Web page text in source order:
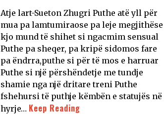
Atje lart-Sueton Zhugri Puthe atë yll për
mua pa lamtumiraose pa leje megjithëse
kjo mund të shihet si ngacmim sensual
Puthe pa sheqer, pa kripë sidomos fare
pa ëndrra,puthe si për të mos e harruar
Puthe si një përshëndetje me tundje
shamie nga një dritare treni Puthe
fshehursi të puthje këmbën e statujës në
hyrje… Keep Reading